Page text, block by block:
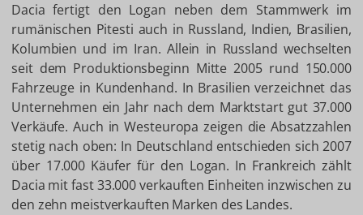
Dacia fertigt den Logan neben dem Stammwerk im
rumänischen Pitesti auch in Russland, Indien, Brasilien,
Kolumbien und im Iran. Allein in Russland wechselten
seit dem Produktionsbeginn Mitte 2005 rund 150.000
Fahrzeuge in Kundenhand. In Brasilien verzeichnet das
Unternehmen ein Jahr nach dem Marktstart gut 37.000
Verkäufe. Auch in Westeuropa zeigen die Absatzzahlen
stetig nach oben: In Deutschland entschieden sich 2007
über 17.000 Käufer für den Logan. In Frankreich zählt
Dacia mit fast 33.000 verkauften Einheiten inzwischen zu
den zehn meistverkauften Marken des Landes.